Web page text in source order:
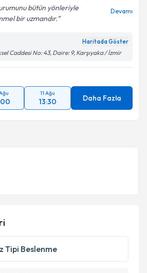
bütün yönleriyle
bir uzmandır.
Devamı
Haritada Göster
Caddesi No: 43, Daire: 9, Karşıyaka / İzmir
11 Ağu
13:30 Daha Fazla
Tipi Beslenme